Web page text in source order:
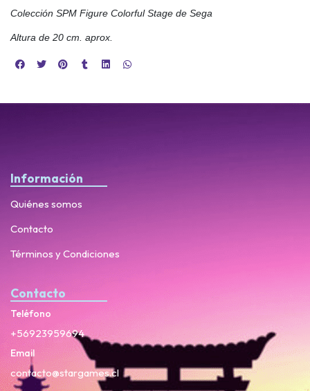
Colección SPM Figure Colorful Stage de Sega
Altura de 20 cm. aprox.
Información
Quiénes somos
Contacto
Términos y Condiciones
Contacto
Teléfono
+56923959694
Email
contacto@stargames.cl